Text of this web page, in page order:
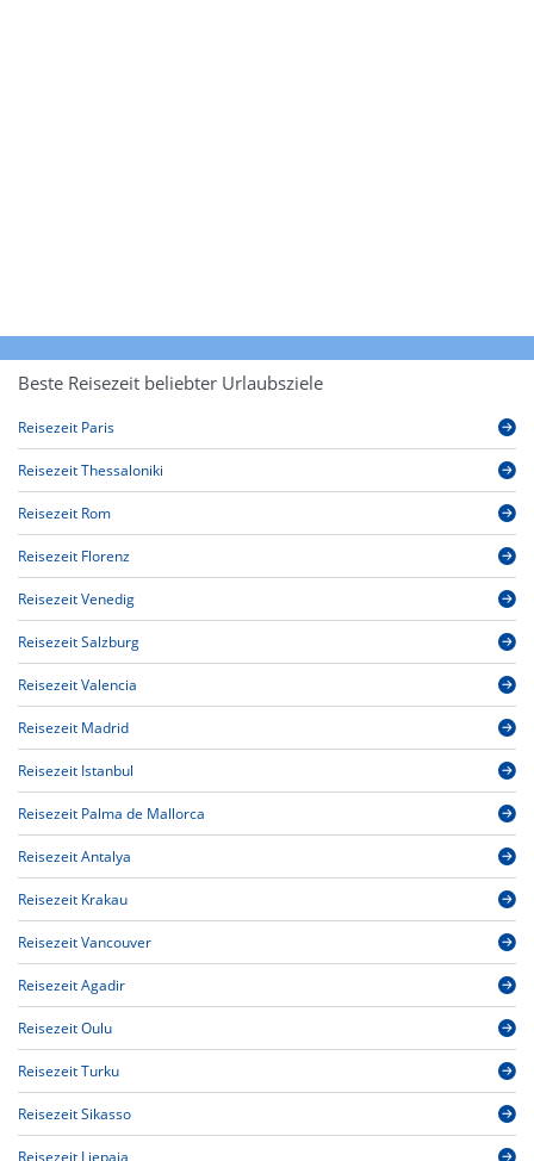
Beste Reisezeit beliebter Urlaubsziele
Reisezeit Paris
Reisezeit Thessaloniki
Reisezeit Rom
Reisezeit Florenz
Reisezeit Venedig
Reisezeit Salzburg
Reisezeit Valencia
Reisezeit Madrid
Reisezeit Istanbul
Reisezeit Palma de Mallorca
Reisezeit Antalya
Reisezeit Krakau
Reisezeit Vancouver
Reisezeit Agadir
Reisezeit Oulu
Reisezeit Turku
Reisezeit Sikasso